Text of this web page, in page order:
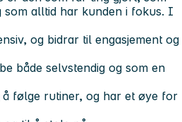
som alltid har kunden i fokus. I
og bidrar til engasjement og
både selvstendig og som en
å følge rutiner, og har et øye for